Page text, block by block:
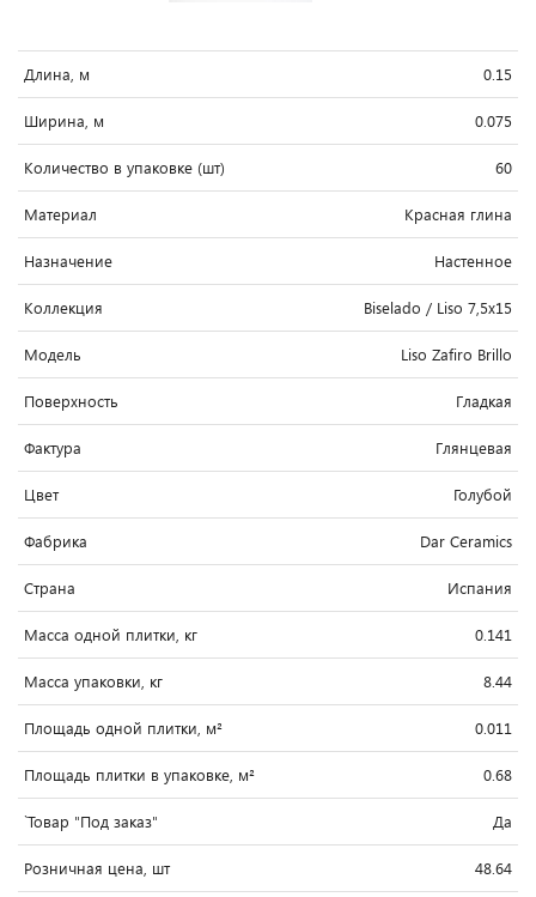
Длина, м 0.15
Ширина, м 0.075
Количество в упаковке (шт) 60
Материал Красная глина
Назначение Настенное
Коллекция Biselado / Liso 7,5x15
Модель Liso Zafiro Brillo
Поверхность Гладкая
Фактура Глянцевая
Цвет Голубой
Фабрика Dar Ceramics
Страна Испания
Масса одной плитки, кг 0.141
Масса упаковки, кг 8.44
Площадь одной плитки, м² 0.011
Площадь плитки в упаковке, м² 0.68
`Товар "Под заказ" Да
Розничная цена, шт 48.64